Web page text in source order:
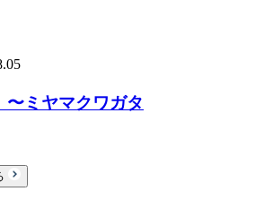
ミヤマクワガタ